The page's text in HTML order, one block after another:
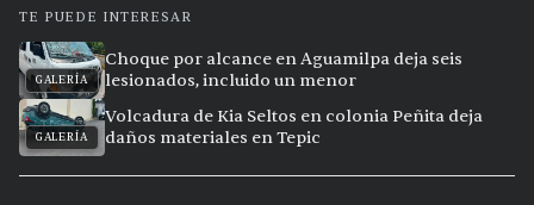
TE PUEDE INTERESAR
GALERÍA
Choque por alcance en Aguamilpa deja seis
lesionados, incluido un menor
GALERÍA
Volcadura de Kia Seltos en colonia Peñita deja
daños materiales en Tepic